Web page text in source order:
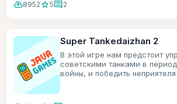
cloud_download8952 star5comment2
Super Tankedaizhan 2
В этой игре нам предстоит
советскими танками в
войны, и победить